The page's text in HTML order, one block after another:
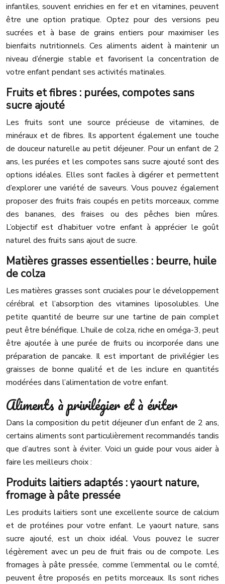
infantiles, souvent enrichies en fer et en vitamines, peuvent
être une option pratique. Optez pour des versions peu
sucrées et à base de grains entiers pour maximiser les
bienfaits nutritionnels. Ces aliments aident à maintenir un
niveau d’énergie stable et favorisent la concentration de
votre enfant pendant ses activités matinales.
Fruits et fibres : purées, compotes sans
sucre ajouté
Les fruits sont une source précieuse de vitamines, de
minéraux et de fibres. Ils apportent également une touche
de douceur naturelle au petit déjeuner. Pour un enfant de 2
ans, les purées et les compotes sans sucre ajouté sont des
options idéales. Elles sont faciles à digérer et permettent
d’explorer une variété de saveurs. Vous pouvez également
proposer des fruits frais coupés en petits morceaux, comme
des bananes, des fraises ou des pêches bien mûres.
L’objectif est d’habituer votre enfant à apprécier le goût
naturel des fruits sans ajout de sucre.
Matières grasses essentielles : beurre, huile
de colza
Les matières grasses sont cruciales pour le développement
cérébral et l’absorption des vitamines liposolubles. Une
petite quantité de beurre sur une tartine de pain complet
peut être bénéfique. L’huile de colza, riche en oméga-3, peut
être ajoutée à une purée de fruits ou incorporée dans une
préparation de pancake. Il est important de privilégier les
graisses de bonne qualité et de les inclure en quantités
modérées dans l’alimentation de votre enfant.
Aliments à privilégier et à éviter
Dans la composition du petit déjeuner d’un enfant de 2 ans,
certains aliments sont particulièrement recommandés tandis
que d’autres sont à éviter. Voici un guide pour vous aider à
faire les meilleurs choix :
Produits laitiers adaptés : yaourt nature,
fromage à pâte pressée
Les produits laitiers sont une excellente source de calcium
et de protéines pour votre enfant. Le yaourt nature, sans
sucre ajouté, est un choix idéal. Vous pouvez le sucrer
légèrement avec un peu de fruit frais ou de compote. Les
fromages à pâte pressée, comme l’emmental ou le comté,
peuvent être proposés en petits morceaux. Ils sont riches